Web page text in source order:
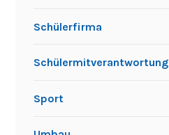
Schülerfirma
Schülermitverantwortung
Sport